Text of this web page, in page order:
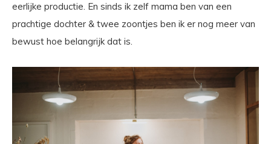
eerlijke productie. En sinds ik zelf mama ben van een
prachtige dochter & twee zoontjes ben ik er nog meer van
bewust hoe belangrijk dat is.